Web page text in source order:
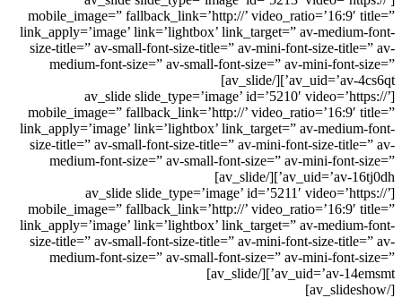
mobile_image=” fallback_link=’http://’ video_ratio=’16:9′ title=”
link_apply=’image’ link=’lightbox’ link_target=” av-medium-font-
size-title=” av-small-font-size-title=” av-mini-font-size-title=” av-
medium-font-size=” av-small-font-size=” av-mini-font-size=”
av_uid=’av-4cs6qt’][/av_slide]
[av_slide slide_type=’image’ id=’5210′ video=’https://’
mobile_image=” fallback_link=’http://’ video_ratio=’16:9′ title=”
link_apply=’image’ link=’lightbox’ link_target=” av-medium-font-
size-title=” av-small-font-size-title=” av-mini-font-size-title=” av-
medium-font-size=” av-small-font-size=” av-mini-font-size=”
av_uid=’av-16tj0dh’][/av_slide]
[av_slide slide_type=’image’ id=’5211′ video=’https://’
mobile_image=” fallback_link=’http://’ video_ratio=’16:9′ title=”
link_apply=’image’ link=’lightbox’ link_target=” av-medium-font-
size-title=” av-small-font-size-title=” av-mini-font-size-title=” av-
medium-font-size=” av-small-font-size=” av-mini-font-size=”
av_uid=’av-14emsmt’][/av_slide]
[/av_slideshow]